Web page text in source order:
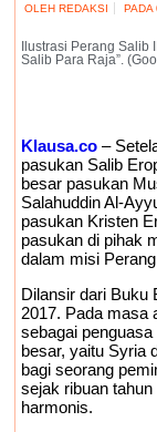
OLEH REDAKSI PADA
Ilustrasi Perang
Salib Para Raja”.
Klausa.co –
pasukan Salib
besar pasukan
Salahuddin Al-
pasukan Kristen
pasukan di pihak
dalam misi
Dilansir dari Buku
2017. Pada masa
sebagai
besar, yaitu Syria
bagi seorang
sejak ribuan
harmonis.